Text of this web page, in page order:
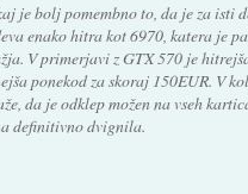
je bolj pomembno to, da je za isti
enako hitra kot 6970, katera je
V primerjavi z GTX 570 je
ponekod za skoraj 150EUR. V
da je odklep možen na vseh
definitivno dvignila.